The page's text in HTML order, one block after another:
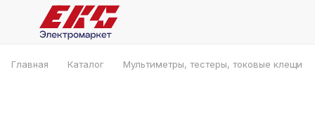
Главная Каталог Мультиметры, тестеры, токовые клещи